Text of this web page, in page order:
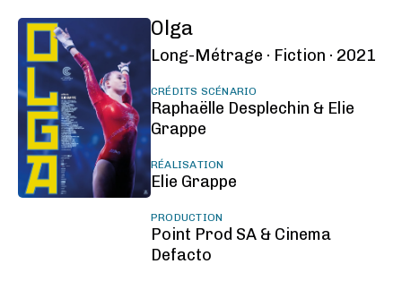
Olga
Long-Métrage · Fiction · 2021
CRÉDITS SCÉNARIO
Raphaëlle Desplechin & Elie
Grappe
RÉALISATION
Elie Grappe
PRODUCTION
Point Prod SA & Cinema
Defacto